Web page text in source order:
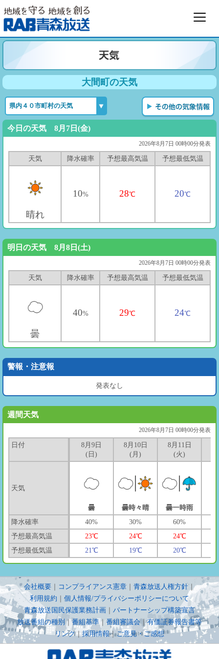
大間町の天気
今日の天気 8月7日(金)
2026年8月7日 00時00分発表
天気 降水確率 予想最高気温 予想最低気温
晴れ
10% 28℃ 20℃
明日の天気 8月8日(土)
2026年8月7日 00時00分発表
天気 降水確率 予想最高気温 予想最低気温
曇
40% 29℃ 24℃
警報・注意報
発表なし
週間天気
2026年8月7日 00時00分発表
日付
天気
降水確率
予想最高気温
予想最低気温
8月9日
(日)
8月10日
(月)
8月11日
(火)
曇 曇時々晴
曇一時雨
40%
30% 60%
23℃
24℃ 24℃
21℃
19℃ 20℃
会社概要 コンプライアンス憲章 青森放送人権方針｜
利用規約
個人情報/プライバシーポリシーについて
青森放送国民保護業務計画
パートナーシップ構築宣言
放送番組の種別 ｜番組基準 ｜ 番組審議会｜有価証券報告書等
リンク｜ 採用情報｜ご意見・ご感想